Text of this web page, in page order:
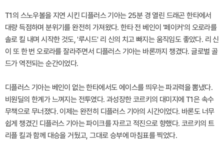
T1의 스노우볼을 지연 시킨 디플러스 기아는 25분 경 열린 드래곤 한타에서
대량 득점하며 분위기를 완전히 가져왔다. 한타 전 베인이 '페이커'의 오로라를
솔로 킬 내며 시작한 것도, '루시드' 리 신의 치고 빠지는 움직임도 좋았다. 리 신
이 또 한 번 오로라를 잘라주면서 디플러스 기아는 바론까지 챙겼다. 글로벌 골
드가 역전되는 순간이었다.
디플러스 기아는 베인이 없는 한타에서도 에이스를 띄우는 파괴력을 뽐냈다.
비원딜의 한계가 느껴지는 전투였다. 과성장한 코르키의 대미지에 T1은 속수
무책으로 무너졌다. 이제는 완전히 디플러스 기아의 시간이었다. 바론도 너무
쉽게 챙겼긴 디플러스 기아는 파이크를 자르고 적진으로 향했다. 코르키의 트
리플 킬과 함께 대승을 거뒀고, 그대로 승부에 마침표를 찍었다.